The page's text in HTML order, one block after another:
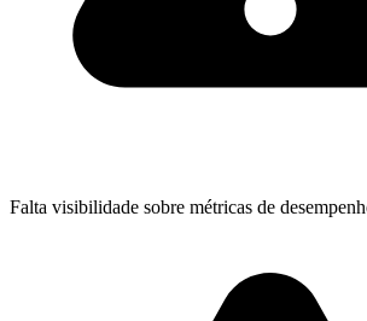
Falta visibilidade sobre métricas de